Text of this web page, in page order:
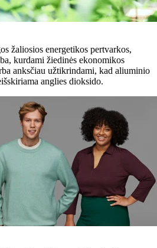
žaliosios energetikos pertvarkos,
kurdami žiedinės ekonomikos
anksčiau užtikrindami, kad aliuminio
anglies dioksido.